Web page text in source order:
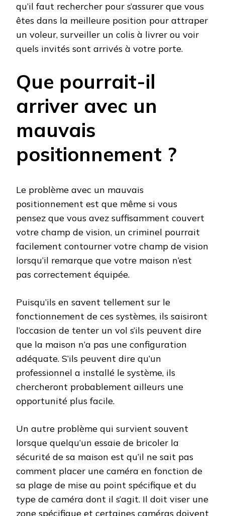
qu’il faut rechercher pour s’assurer que vous
êtes dans la meilleure position pour attraper
un voleur, surveiller un colis à livrer ou voir
quels invités sont arrivés à votre porte.
Que pourrait-il
arriver avec un
mauvais
positionnement ?
Le problème avec un mauvais
positionnement est que même si vous
pensez que vous avez suffisamment couvert
votre champ de vision, un criminel pourrait
facilement contourner votre champ de vision
lorsqu’il remarque que votre maison n’est
pas correctement équipée.
Puisqu’ils en savent tellement sur le
fonctionnement de ces systèmes, ils saisiront
l’occasion de tenter un vol s’ils peuvent dire
que la maison n’a pas une configuration
adéquate. S’ils peuvent dire qu’un
professionnel a installé le système, ils
chercheront probablement ailleurs une
opportunité plus facile.
Un autre problème qui survient souvent
lorsque quelqu’un essaie de bricoler la
sécurité de sa maison est qu’il ne sait pas
comment placer une caméra en fonction de
sa plage de mise au point spécifique et du
type de caméra dont il s’agit. Il doit viser une
zone spécifique et certaines caméras doivent